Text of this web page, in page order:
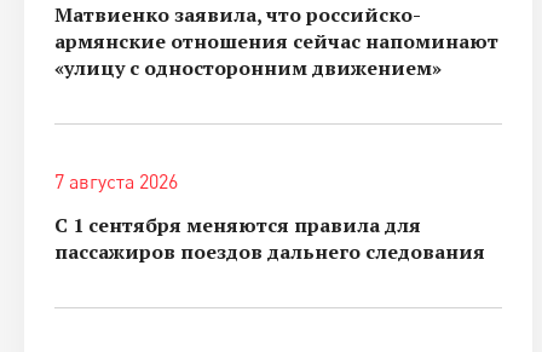
Матвиенко заявила, что российско-
армянские отношения сейчас напоминают
«улицу с односторонним движением»
7 августа 2026
С 1 сентября меняются правила для
пассажиров поездов дальнего следования